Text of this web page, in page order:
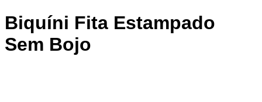
Biquíni Fita Estampado
Sem Bojo